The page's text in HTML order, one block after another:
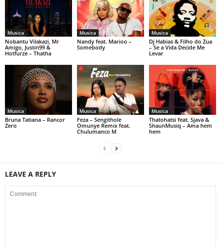
Musica
Nobantu Vilakazi, Mr
Amigo, Justin99 &
Hotfurze – Thatha
Musica
Nandy feat. Marioo –
Somebody
Musica
Dj Habias & Filho do Zua
– Se a Vida Decide Me
Levar
Musica
Bruna Tatiana – Rancor
Zero
Musica
Feza – Sengithole
Omunye Remix feat.
Chulumanco M
Musica
Thatohatsi feat. Sjava &
ShaunMusiq – Ama hem
hem
LEAVE A REPLY